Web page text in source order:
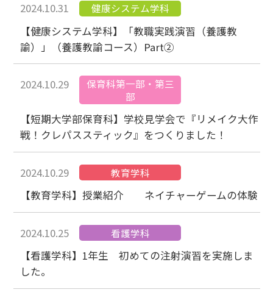
2024.10.31 健康システム学科
【健康システム学科】「教職実践演習（養護教
諭）」（養護教諭コース）Part②
2024.10.29
保育科第一部・第三
部
【短期大学部保育科】学校見学会で『リメイク大作
戦！クレパススティック』をつくりました！
2024.10.29 教育学科
【教育学科】授業紹介 ネイチャーゲームの体験
2024.10.25 看護学科
【看護学科】1年生 初めての注射演習を実施しま
した。